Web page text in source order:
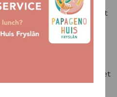
naaste niet goed overziet
fijn zijn als een specialist
Kuijpers-Schwartz
informatie bij welk
aanvraagt, zoals de Wet